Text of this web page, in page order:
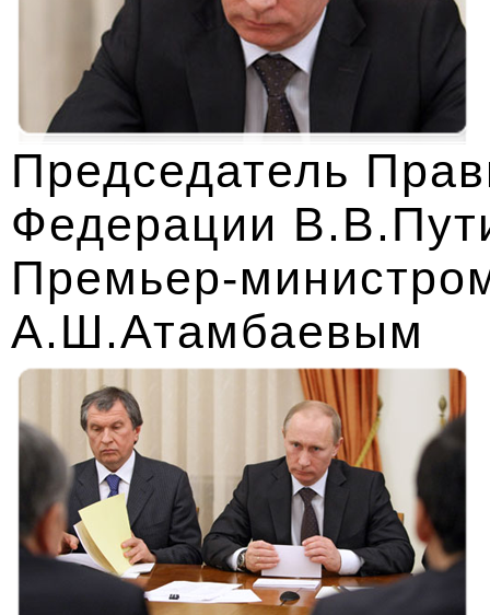
Председатель
Федерации
Премьер-
А.Ш.Атамбаевым